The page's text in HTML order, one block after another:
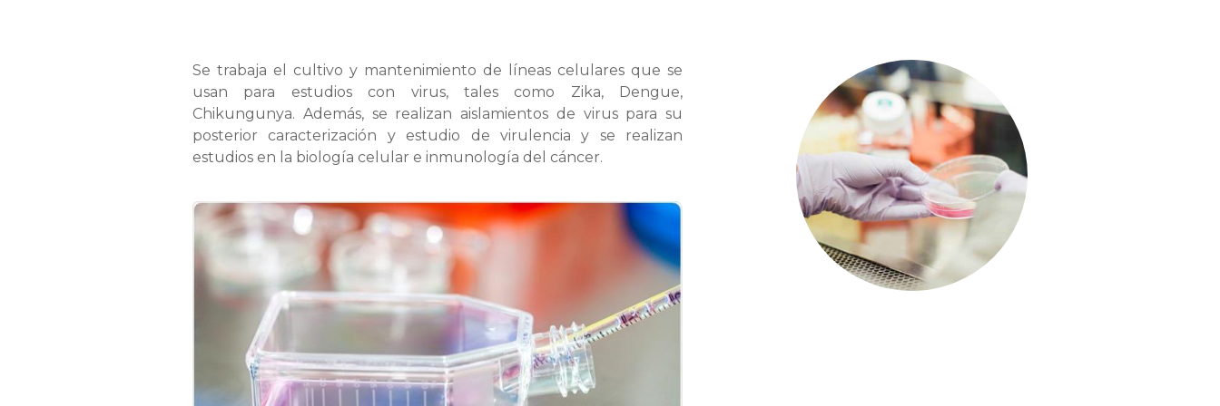
Se trabaja el cultivo y mantenimiento de líneas celulares que se
usan para estudios con virus, tales como Zika, Dengue,
Chikungunya. Además, se realizan aislamientos de virus para su
posterior caracterización y estudio de virulencia y se realizan
estudios en la biología celular e inmunología del cáncer.